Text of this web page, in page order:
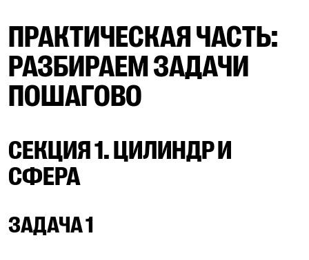
ПРАКТИЧЕСКАЯ ЧАСТЬ:
РАЗБИРАЕМ ЗАДАЧИ
ПОШАГОВО
СЕКЦИЯ 1. ЦИЛИНДР И
СФЕРА
ЗАДАЧА 1